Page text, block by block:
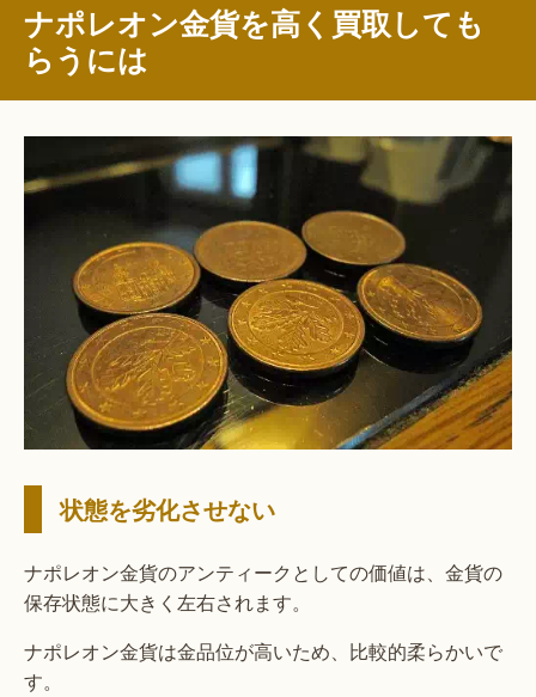
ナポレオン金貨を高く買取しても
らうには
状態を劣化させない
ナポレオン金貨のアンティークとしての価値は、金貨の
保存状態に大きく左右されます。
ナポレオン金貨は金品位が高いため、比較的柔らかいで
す。